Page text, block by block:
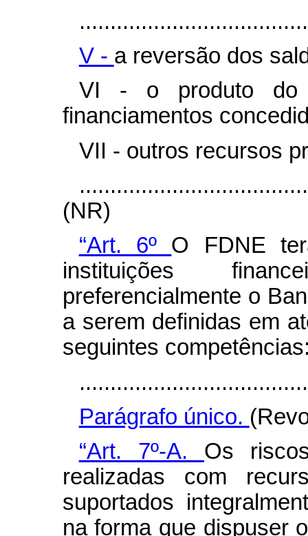
V - a reversão dos
VI - o produto do
financiamentos
VII - outros recursos
(NR)
“Art. 6º O FDNE
instituições
preferencialmente o
a serem definidas em
seguintes
Parágrafo único.
“Art. 7º-A. Os
realizadas com
suportados
na forma que dispuser